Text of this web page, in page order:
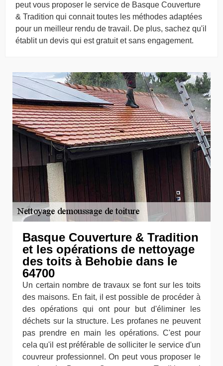
peut vous proposer le service de Basque Couverture
& Tradition qui connait toutes les méthodes adaptées
pour un meilleur rendu de travail. De plus, sachez qu'il
établit un devis qui est gratuit et sans engagement.
Basque Couverture & Tradition
et les opérations de nettoyage
des toits à Behobie dans le
64700
Un certain nombre de travaux se font sur les toits
des maisons. En fait, il est possible de procéder à
des opérations qui ont pour but d'éliminer les
déchets sur la structure. Les profanes ne peuvent
pas prendre en main les opérations. C'est pour
cela qu'il est préférable de solliciter le service d'un
couvreur professionnel. On peut vous proposer le